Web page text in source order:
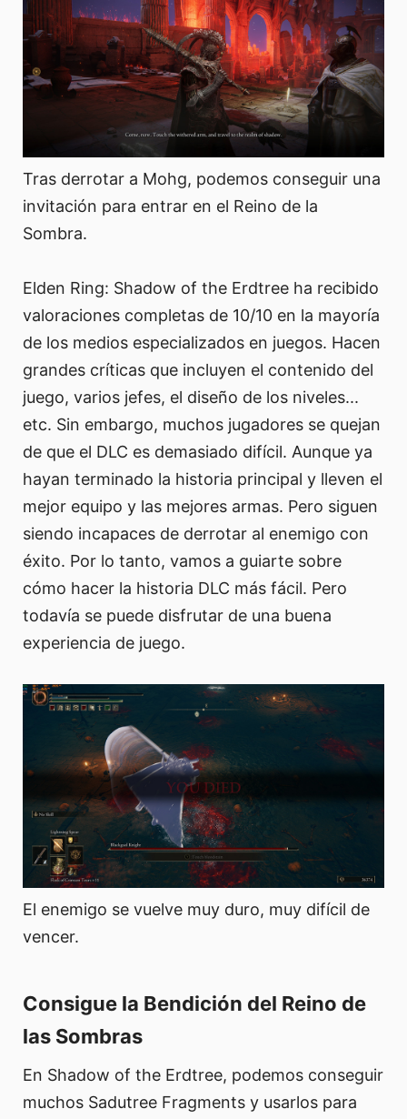
Tras derrotar a Mohg, podemos conseguir una
invitación para entrar en el Reino de la
Sombra.
Elden Ring: Shadow of the Erdtree ha recibido
valoraciones completas de 10/10 en la mayoría
de los medios especializados en juegos. Hacen
grandes críticas que incluyen el contenido del
juego, varios jefes, el diseño de los niveles...
etc. Sin embargo, muchos jugadores se quejan
de que el DLC es demasiado difícil. Aunque ya
hayan terminado la historia principal y lleven el
mejor equipo y las mejores armas. Pero siguen
siendo incapaces de derrotar al enemigo con
éxito. Por lo tanto, vamos a guiarte sobre
cómo hacer la historia DLC más fácil. Pero
todavía se puede disfrutar de una buena
experiencia de juego.
El enemigo se vuelve muy duro, muy difícil de
vencer.
Consigue la Bendición del Reino de
las Sombras
En Shadow of the Erdtree, podemos conseguir
muchos Sadutree Fragments y usarlos para